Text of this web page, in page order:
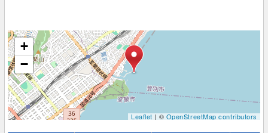
+
−
Leaflet| ©OpenStreetMap contributors